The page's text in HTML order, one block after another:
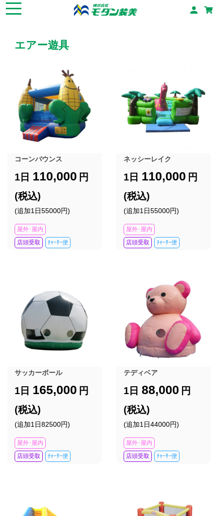
エアー遊具
コーンバウンス
1日 110,000 円
(税込)
(追加1日55000円)
屋外･屋内
店頭受取
ﾁｬｰﾀｰ便
ネッシーレイク
1日 110,000 円
(税込)
(追加1日55000円)
屋外･屋内
店頭受取
ﾁｬｰﾀｰ便
サッカーボール
1日 165,000 円
(税込)
(追加1日82500円)
屋外･屋内
店頭受取
ﾁｬｰﾀｰ便
テディベア
1日 88,000 円
(税込)
(追加1日44000円)
屋外･屋内
店頭受取
ﾁｬｰﾀｰ便